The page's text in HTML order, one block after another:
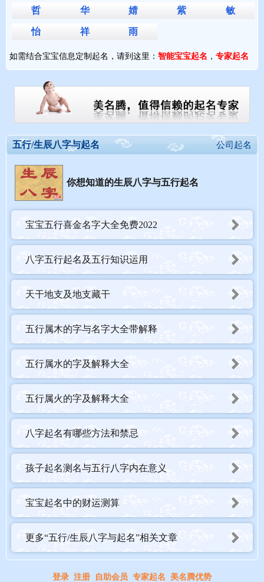
哲 华 婧 紫 敏
怡 祥 雨
如需结合宝宝信息定制起名，请到这里： 智能宝宝起名 ， 专家起名
公司起名
五行/生辰八字与起名
你想知道的生辰八字与五行起名
宝宝五行喜金名字大全免费2022
八字五行起名及五行知识运用
天干地支及地支藏干
五行属木的字与名字大全带解释
五行属水的字及解释大全
五行属火的字及解释大全
八字起名有哪些方法和禁忌
孩子起名测名与五行八字内在意义
宝宝起名中的财运测算
更多“五行/生辰八字与起名”相关文章
登录 注册 自助会员 专家起名 美名腾优势